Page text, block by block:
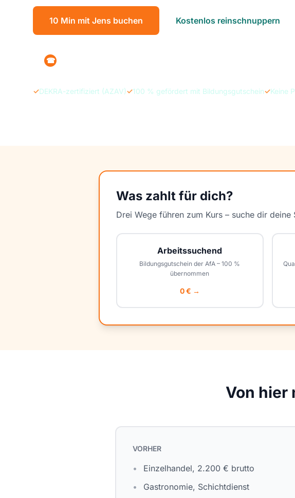
10 Min mit Jens buchen Kostenlos reinschnuppern
☎
✓DEKRA-zertifiziert (AZAV)✓100 % gefördert mit Bildungsgutschein✓Keine
Was zahlt für dich?
Drei Wege führen zum Kurs – suche dir
Arbeitssuchend
Bildungsgutschein der AfA – 100 %
übernommen
0 € →
Von hier
VORHER
•
Einzelhandel, 2.200 € brutto
•
Gastronomie, Schichtdienst